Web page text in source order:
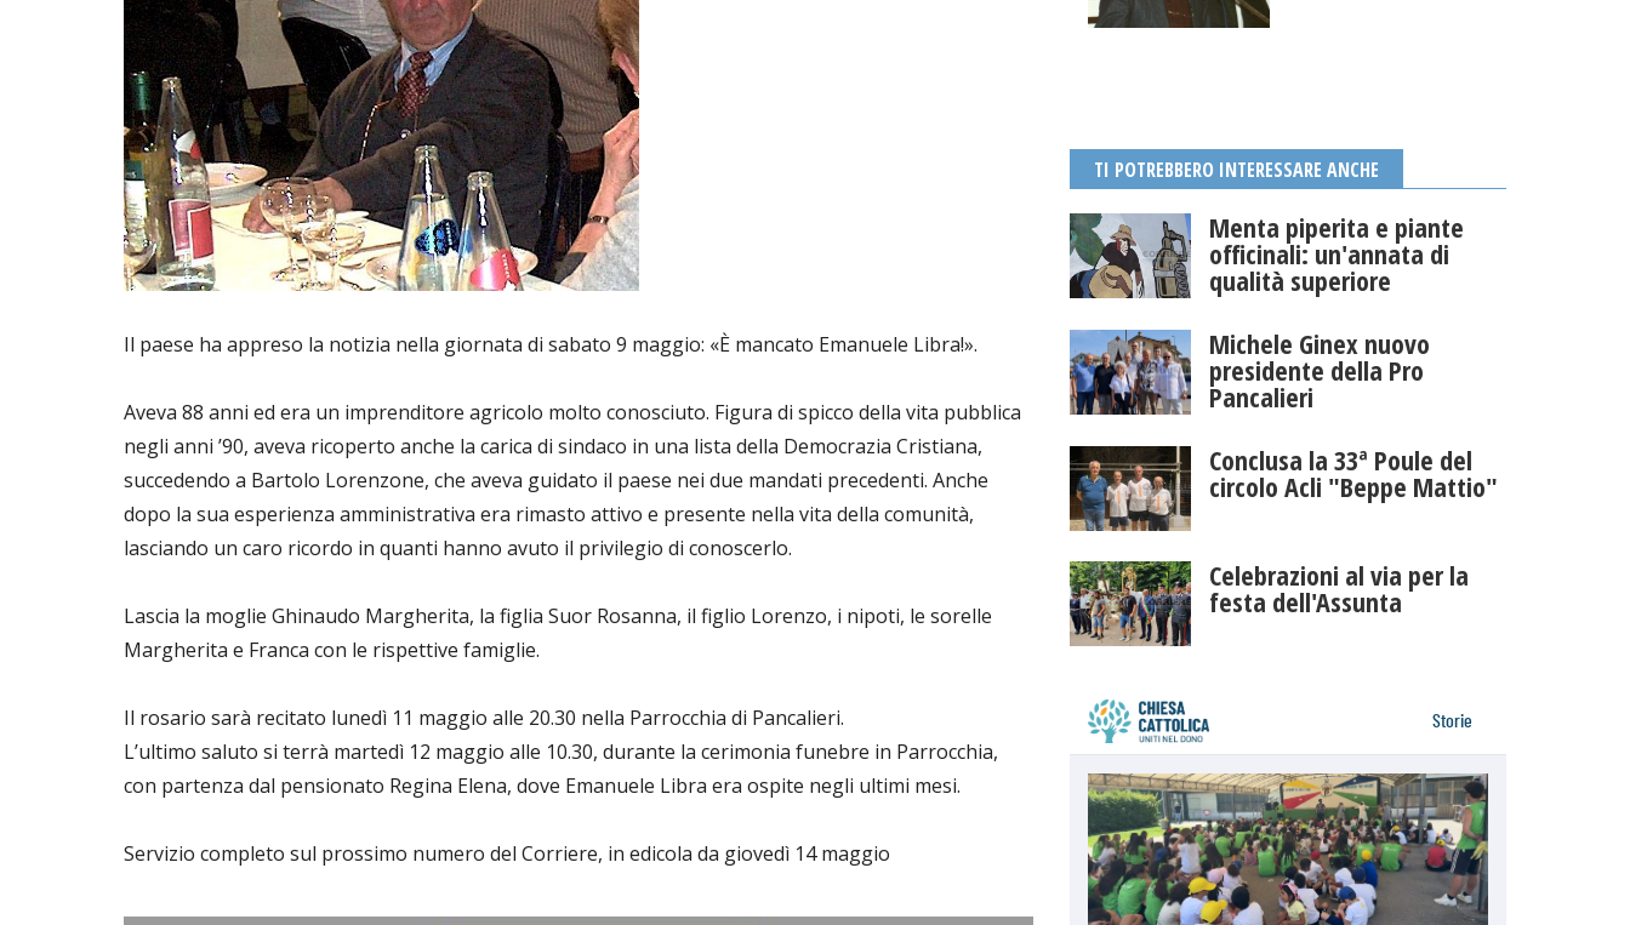
Il paese ha appreso la notizia nella giornata di sabato 9 maggio: «È mancato Emanuele Libra!».
Aveva 88 anni ed era un imprenditore agricolo molto conosciuto. Figura di spicco della vita pubblica
negli anni ’90, aveva ricoperto anche la carica di sindaco in una lista della Democrazia Cristiana,
succedendo a Bartolo Lorenzone, che aveva guidato il paese nei due mandati precedenti. Anche
dopo la sua esperienza amministrativa era rimasto attivo e presente nella vita della comunità,
lasciando un caro ricordo in quanti hanno avuto il privilegio di conoscerlo.
Lascia la moglie Ghinaudo Margherita, la figlia Suor Rosanna, il figlio Lorenzo, i nipoti, le sorelle
Margherita e Franca con le rispettive famiglie.
Il rosario sarà recitato lunedì 11 maggio alle 20.30 nella Parrocchia di Pancalieri.
L’ultimo saluto si terrà martedì 12 maggio alle 10.30, durante la cerimonia funebre in Parrocchia,
con partenza dal pensionato Regina Elena, dove Emanuele Libra era ospite negli ultimi mesi.
Servizio completo sul prossimo numero del Corriere, in edicola da giovedì 14 maggio
TI POTREBBERO INTERESSARE ANCHE
Menta piperita e piante
officinali: un'annata di
qualità superiore
Michele Ginex nuovo
presidente della Pro
Pancalieri
Conclusa la 33ª Poule del
circolo Acli "Beppe Mattio"
Celebrazioni al via per la
festa dell'Assunta